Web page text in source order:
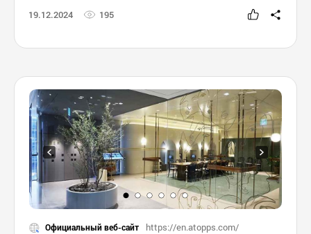
19.12.2024 195
Официальный веб-сайт https://en.atopps.com/